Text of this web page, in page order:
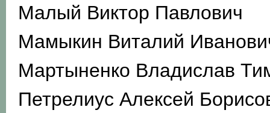
Малый Виктор Павлович
Мамыкин Виталий
Мартыненко Владислав
Петрелиус Алексей